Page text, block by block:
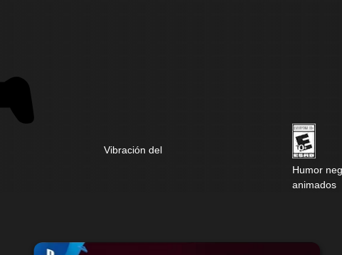
Vibración del
Humor
animados